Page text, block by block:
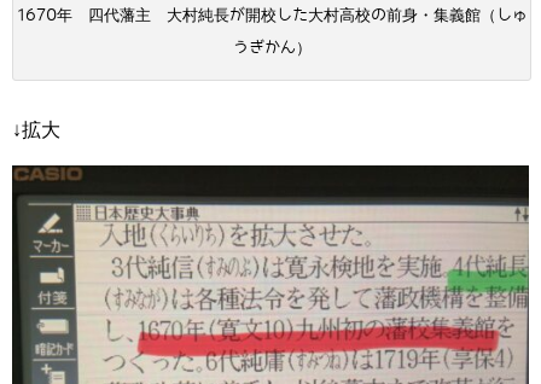
1670年 四代藩主 大村純長が開校した大村高校の前身・集義館（しゅ
うぎかん）
↓拡大